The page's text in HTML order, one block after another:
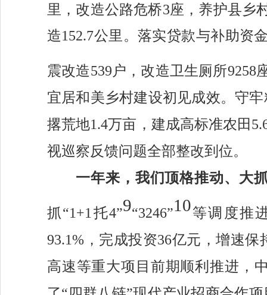
里，改造公路危桥3座 ，养护县乡
造152.7公里。落实贷款与补助资
震改造539 户 ，改造卫生厕所9258
宜居和美乡村建设初见成效。守
撂荒地1.4万亩，建成高标准农田
视巡察反馈问题全部整改到位。
一年来，我们顶格推动、大
抓“1+1托4”9“3246”10等调度推
93.1%，完成投资36亿元，增速
高速等重大项目前期顺利推进，